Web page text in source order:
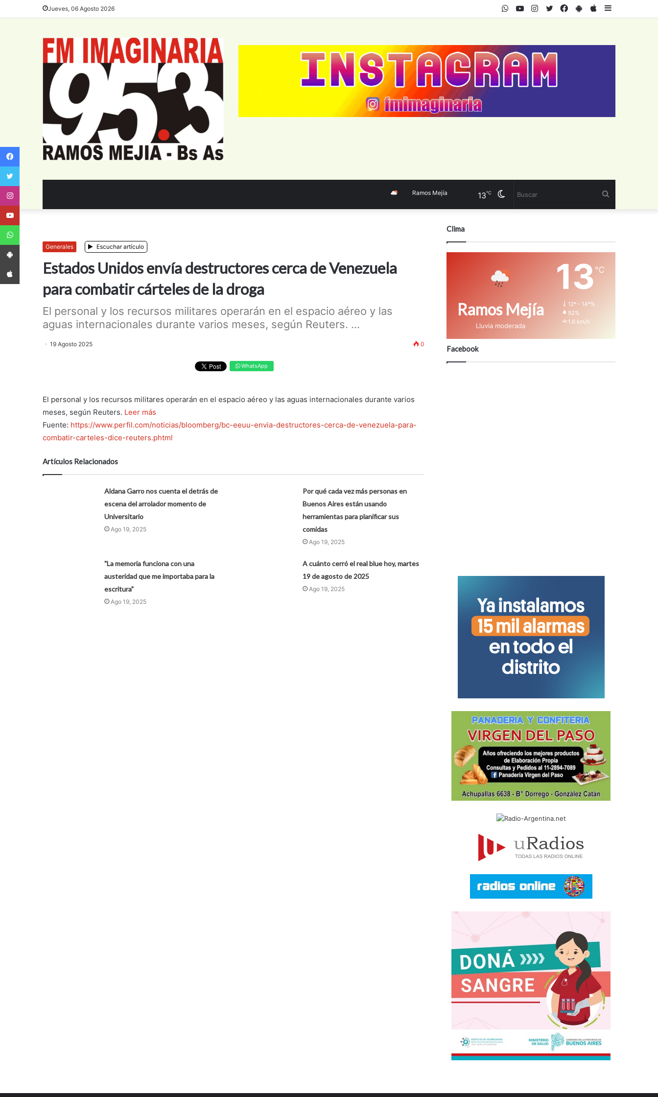
Jueves, 06 Agosto 2026 AppStore
PlayStore
Facebook
Twitter
Instagram
Youtube
WhatsApp
Cambiar
Ramos Mejía 13℃
Generales Escuchar artículo
Estados Unidos envía destructores cerca de Venezuela
para combatir cárteles de la droga
El personal y los recursos militares operarán en el espacio aéreo y las
aguas internacionales durante varios meses, según Reuters. ...
19 Agosto 2025 0
WhatsApp
El personal y los recursos militares operarán en el espacio aéreo y las aguas internacionales durante varios
meses, según Reuters. Leer más
Fuente: https://www.perfil.com/noticias/bloomberg/bc-eeuu-envia-destructores-cerca-de-venezuela-para-
combatir-carteles-dice-reuters.phtml
Artículos Relacionados
Aldana Garro nos cuenta el detrás de
escena del arrolador momento de
Universitario
Ago 19, 2025
Por qué cada vez más personas en
Buenos Aires están usando
herramientas para planificar sus
comidas
Ago 19, 2025
"La memoria funciona con una
austeridad que me importaba para la
escritura"
Ago 19, 2025
A cuánto cerró el real blue hoy, martes
19 de agosto de 2025
Ago 19, 2025
Clima
Ramos Mejía
Lluvia moderada
13 ℃
12º - 14º%
92%
1.6 km/h
Facebook
Facebook
App Android